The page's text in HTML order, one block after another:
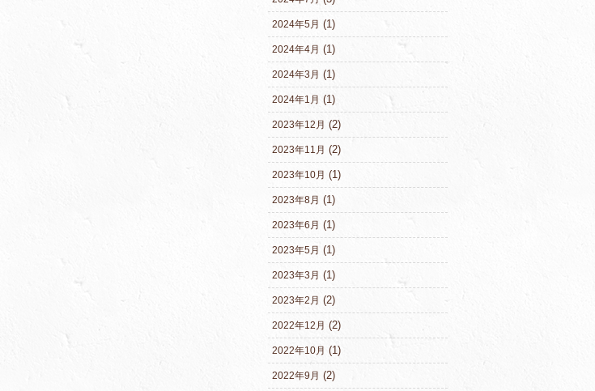
2024年5月 (1)
2024年4月 (1)
2024年3月 (1)
2024年1月 (1)
2023年12月 (2)
2023年11月 (2)
2023年10月 (1)
2023年8月 (1)
2023年6月 (1)
2023年5月 (1)
2023年3月 (1)
2023年2月 (2)
2022年12月 (2)
2022年10月 (1)
2022年9月 (2)